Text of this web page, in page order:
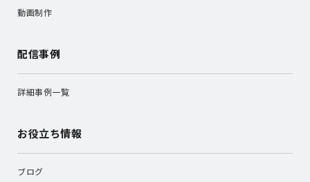
動画制作
配信事例
詳細事例一覧
お役立ち情報
ブログ